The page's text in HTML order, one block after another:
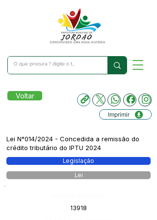
Voltar
Imprimir
Lei N°014/2024 - Concedida a remissão do
crédito tributário do IPTU 2024
Legislação
Lei
13918